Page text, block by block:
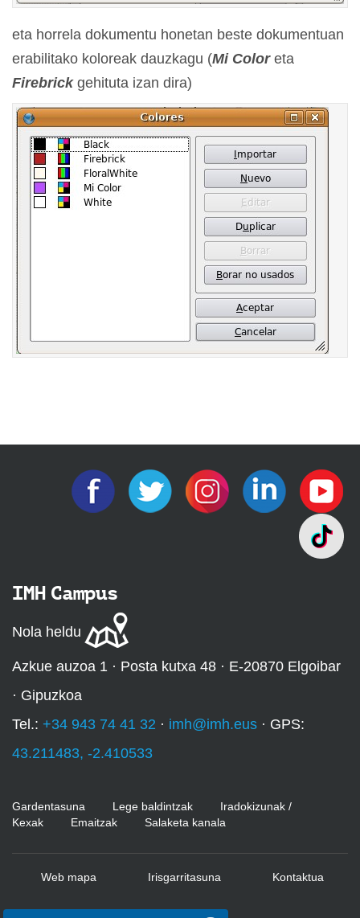
eta horrela dokumentu honetan beste dokumentuan
erabilitako koloreak dauzkagu (Mi Coloreta
Firebrickgehituta izan dira)
IMH Campus
Nola heldu
Azkue auzoa 1 · Posta kutxa 48 · E-20870 Elgoibar
· Gipuzkoa
Tel.: +34 943 74 41 32 · imh@imh.eus · GPS:
43.211483, -2.410533
Gardentasuna Lege baldintzak
Iradokizunak /
Kexak
Emaitzak Salaketa kanala
Web mapa Irisgarritasuna Kontaktua